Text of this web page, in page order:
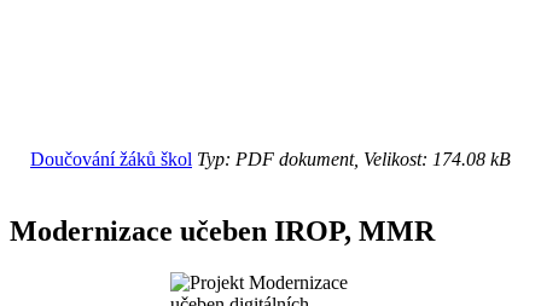
Doučování žáků škol Typ: PDF dokument, Velikost: 174.08 kB
Modernizace učeben IROP, MMR